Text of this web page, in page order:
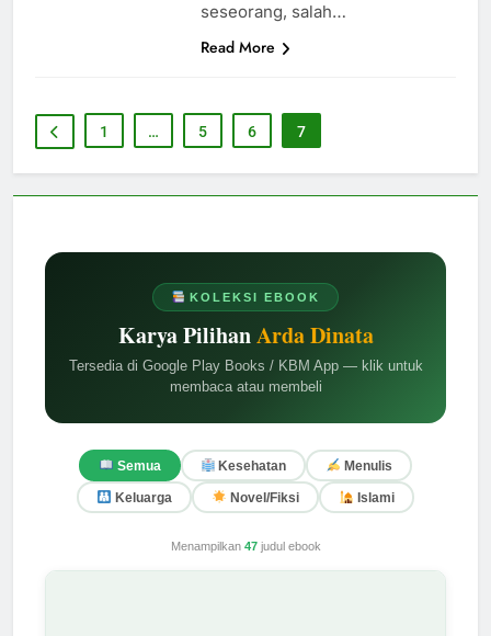
KOLEKSI EBOOK
Karya PilihanArda Dinata
Tersedia di Google Play Books / KBM App — klik untuk
membaca atau membeli
Semua Kesehatan Menulis
Keluarga Novel/Fiksi Islami
Menampilkan 47judul ebook
seseorang, salah…
Read More
1 … 5 6 7